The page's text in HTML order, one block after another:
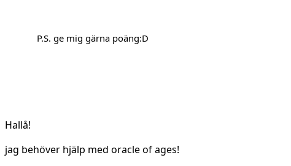
P.S. ge mig gärna poäng:D
Hallå!
jag behöver hjälp med oracle of ages!